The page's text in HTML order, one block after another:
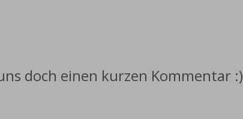
doch einen kurzen Kommentar :)